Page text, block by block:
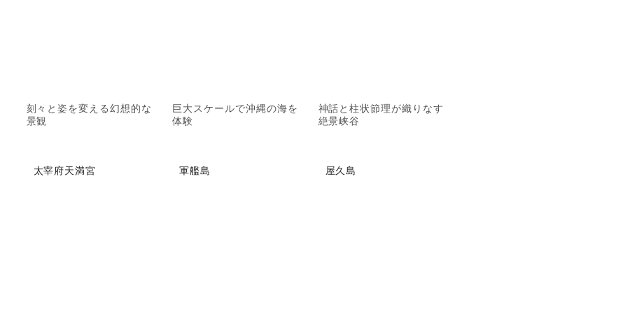
刻々と姿を変える幻想的な
景観
巨大スケールで沖縄の海を
体験
神話と柱状節理が織りなす
絶景峡谷
太宰府天満宮 軍艦島 屋久島